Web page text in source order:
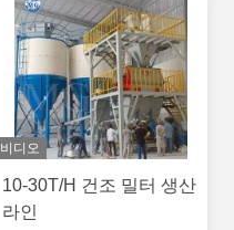
비디오
10-30T/H 건조 밀터 생산
라인